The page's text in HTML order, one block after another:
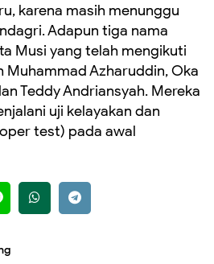
karena masih menunggu
Adapun tiga nama
Musi yang telah mengikuti
Muhammad Azharuddin, Oka
Teddy Andriansyah. Mereka
uji kelayakan dan
test) pada awal